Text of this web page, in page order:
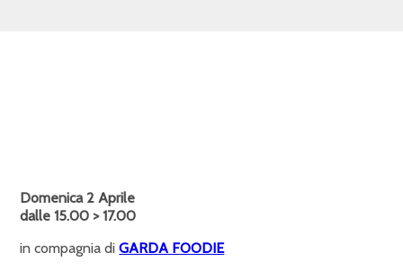
Domenica 2 Aprile
dalle 15.00 > 17.00
in compagnia diGARDA FOODIE